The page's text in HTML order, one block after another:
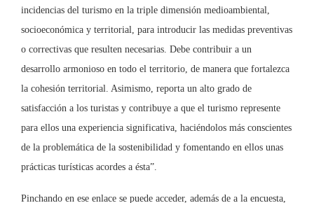
incidencias del turismo en la triple dimensión medioambiental,
socioeconómica y territorial, para introducir las medidas preventivas
o correctivas que resulten necesarias. Debe contribuir a un
desarrollo armonioso en todo el territorio, de manera que fortalezca
la cohesión territorial. Asimismo, reporta un alto grado de
satisfacción a los turistas y contribuye a que el turismo represente
para ellos una experiencia significativa, haciéndolos más conscientes
de la problemática de la sostenibilidad y fomentando en ellos unas
prácticas turísticas acordes a ésta”.
Pinchando en ese enlace se puede acceder, además de a la encuesta,